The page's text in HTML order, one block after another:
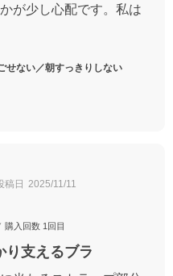
が少し心配です。私は
かったのになぁと思い
せない／朝すっきりしない
稿日 2025/11/11
購入回数 1回目
り支えるブラ